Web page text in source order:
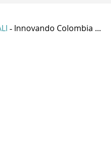
- Innovando Colombia ...